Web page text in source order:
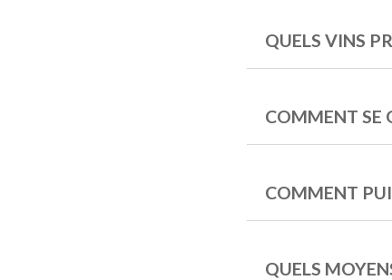
QUELS VINS
COMMENT SE
COMMENT
QUELS